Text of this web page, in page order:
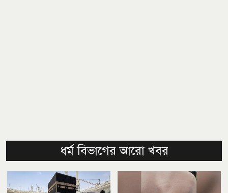
ধর্ম বিভাগের আরো খবর